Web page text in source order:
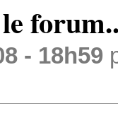
- 18h59